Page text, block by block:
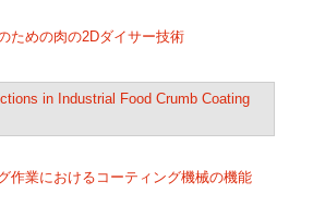
ための肉の2Dダイサー技術
作業におけるコーティング機械の機能